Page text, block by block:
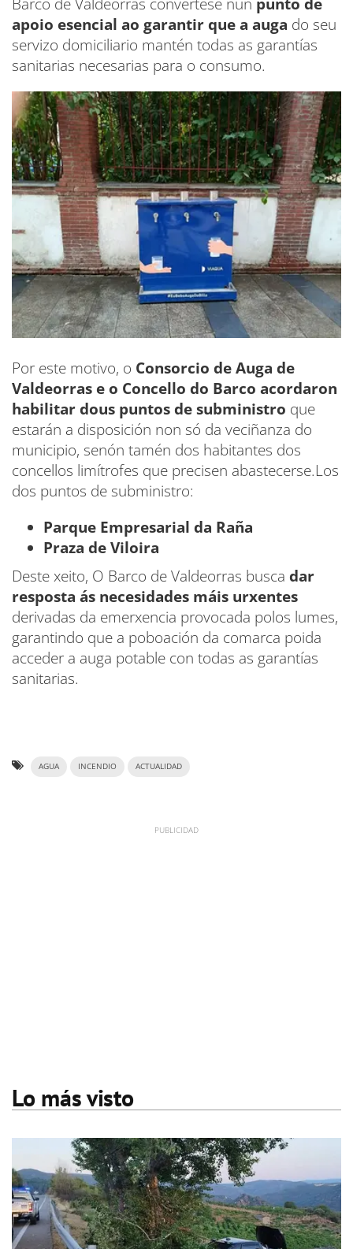
apoio esencial ao garantir que a auga do seu
servizo domiciliario mantén todas as garantías
sanitarias necesarias para o consumo.
Por este motivo, o Consorcio de Auga de
Valdeorras e o Concello do Barco acordaron
habilitar dous puntos de subministro que
estarán a disposición non só da veciñanza do
municipio, senón tamén dos habitantes dos
concellos limítrofes que precisen abastecerse.Los
dos puntos de subministro:
Parque Empresarial da Raña
Praza de Viloira
Deste xeito, O Barco de Valdeorras busca dar
resposta ás necesidades máis urxentes
derivadas da emerxencia provocada polos lumes,
garantindo que a poboación da comarca poida
acceder a auga potable con todas as garantías
sanitarias.
AGUA INCENDIO ACTUALIDAD
Lo más visto